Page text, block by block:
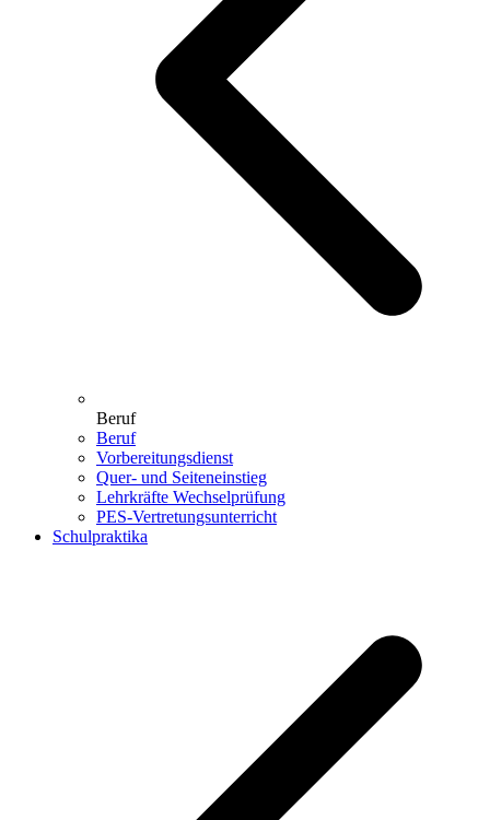
Beruf
Beruf
Vorbereitungsdienst
Quer- und Seiteneinstieg
Lehrkräfte Wechselprüfung
PES-Vertretungsunterricht
Schulpraktika